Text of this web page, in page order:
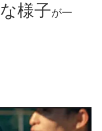
様子が一